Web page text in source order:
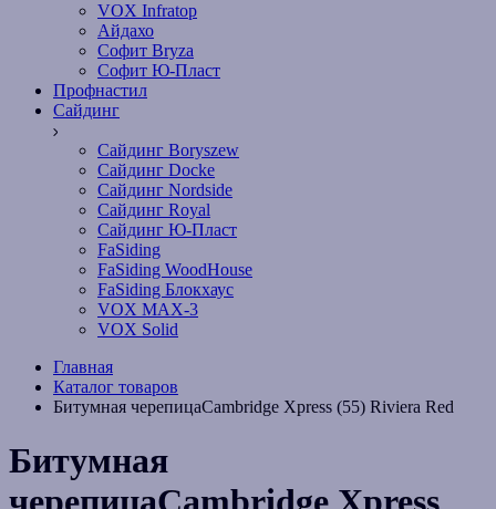
VOX Infratop
Айдахо
Софит Bryza
Софит Ю-Пласт
Профнастил
Сайдинг
Сайдинг Boryszew
Сайдинг Docke
Сайдинг Nordside
Сайдинг Royal
Сайдинг Ю-Пласт
FaSiding
FaSiding WoodHouse
FaSiding Блокхаус
VOX MAX-3
VOX Solid
Главная
Каталог товаров
Битумная черепицаCambridge Xpress (55) Riviera Red
Битумная